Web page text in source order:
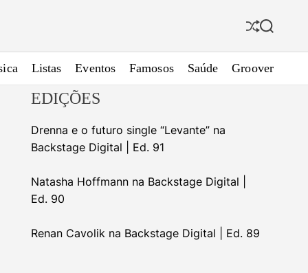
S
f
f
S
r
c
Listas Eventos Famosos Saúde Groover
EDIÇÕES
Drenna e o futuro single “Levante” na
Backstage Digital | Ed. 91
Natasha Hoffmann na Backstage Digital |
Ed. 90
Renan Cavolik na Backstage Digital | Ed. 89